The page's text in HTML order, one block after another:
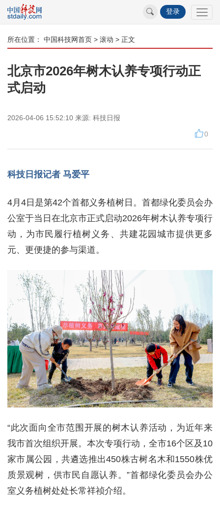
登录
所在位置： 中国科技网首页 > 滚动 > 正文
北京市2026年树木认养专项行动正
式启动
2026-04-06 15:52:10 来源: 科技日报
0
科技日报记者 马爱平
4月4日是第42个首都义务植树日。首都绿化委员会办
公室于当日在北京市正式启动2026年树木认养专项行
动，为市民履行植树义务、共建花园城市提供更多
元、更便捷的参与渠道。
“此次面向全市范围开展的树木认养活动，为近年来
我市首次组织开展。本次专项行动，全市16个区及10
家市属公园，共遴选推出450株古树名木和1550株优
质景观树，供市民自愿认养。”首都绿化委员会办公
室义务植树处处长常祥祯介绍。